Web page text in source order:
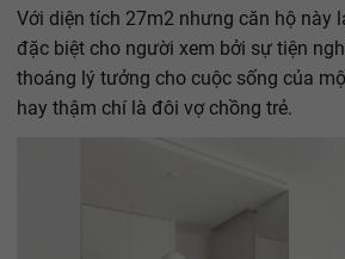
Với diện tích 27m2 nhưng căn hộ này
đặc biệt cho người xem bởi sự tiện
thoáng lý tưởng cho cuộc sống của
hay thậm chí là đôi vợ chồng trẻ.